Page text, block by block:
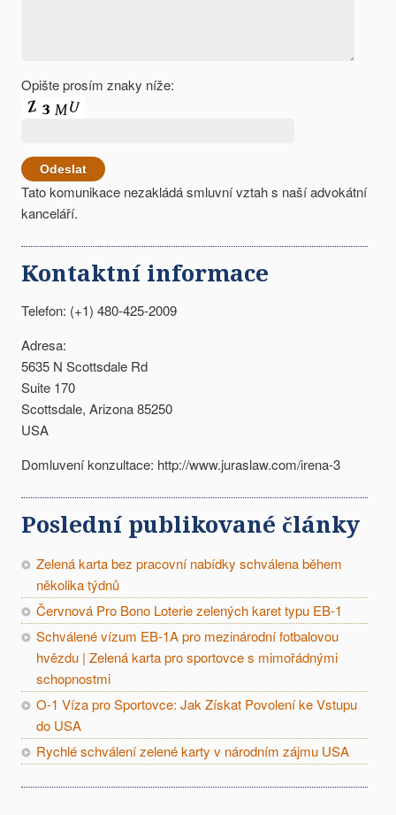
Opište prosím znaky níže:
Tato komunikace nezakládá smluvní vztah s naší advokátní
kanceláří.
Kontaktní informace
Telefon: (+1) 480-425-2009
Adresa:
5635 N Scottsdale Rd
Suite 170
Scottsdale, Arizona 85250
USA
Domluvení konzultace: http://www.juraslaw.com/irena-3
Poslední publikované články
Zelená karta bez pracovní nabídky schválena během
několika týdnů
Červnová Pro Bono Loterie zelených karet typu EB-1
Schválené vízum EB-1A pro mezinárodní fotbalovou
hvězdu | Zelená karta pro sportovce s mimořádnými
schopnostmi
O-1 Víza pro Sportovce: Jak Získat Povolení ke Vstupu
do USA
Rychlé schválení zelené karty v národním zájmu USA